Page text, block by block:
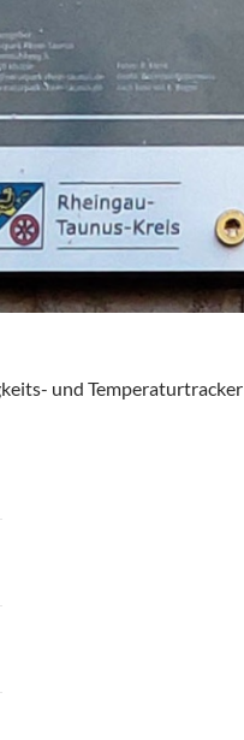
und Temperaturtracker